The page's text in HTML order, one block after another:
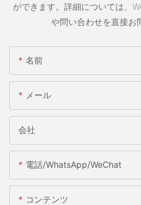
ができます。詳細については、
や問い合わせを直接お
名前
メール
会社
電話/WhatsApp/WeChat
コンテンツ